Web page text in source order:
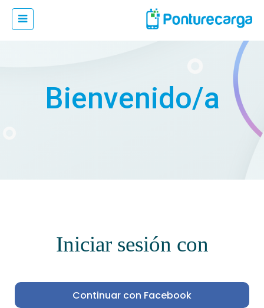
Bienvenido/a
Iniciar sesión con
Continuar con Facebook